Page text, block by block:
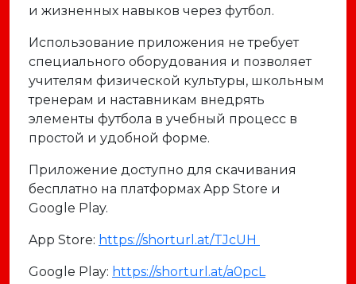
и жизненных навыков через футбол.
Использование приложения не требует
специального оборудования и позволяет
учителям физической культуры, школьным
тренерам и наставникам внедрять
элементы футбола в учебный процесс в
простой и удобной форме.
Приложение доступно для скачивания
бесплатно на платформах App Store и
Google Play.
App Store: https://shorturl.at/TJcUH
Google Play: https://shorturl.at/a0pcL